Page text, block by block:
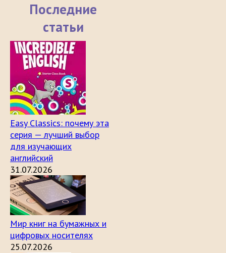
Последние
статьи
Easy Classics: почему эта
серия — лучший выбор
для изучающих
английский
31.07.2026
Мир книг на бумажных и
цифровых носителях
25.07.2026